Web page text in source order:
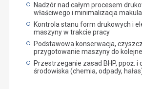
Nadzór nad całym procesem
właściwego i minimalizacja
Kontrola stanu form drukowych i
maszyny w trakcie pracy
Podstawowa konserwacja,
przygotowanie maszyny do
Przestrzeganie zasad BHP, ppoż. i
środowiska (chemia, odpady,